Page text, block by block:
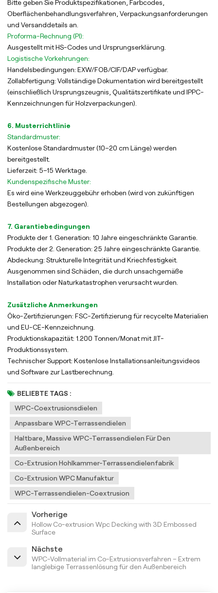
Bitte geben Sie Produktspezifikationen, Farbcodes,
Oberflächenbehandlungsverfahren, Verpackungsanforderungen
und Versanddetails an.
Proforma-Rechnung (PI):
Ausgestellt mit HS-Codes und Ursprungserklärung.
Logistische Vorkehrungen:
Handelsbedingungen: EXW/FOB/CIF/DAP verfügbar.
Zollabfertigung: Vollständige Dokumentation wird bereitgestellt
(einschließlich Ursprungszeugnis, Qualitätszertifikate und IPPC-
Kennzeichnungen für Holzverpackungen).
6. Musterrichtlinie
Standardmuster:
Kostenlose Standardmuster (10–20 cm Länge) werden
bereitgestellt.
Lieferzeit: 5–15 Werktage.
Kundenspezifische Muster:
Es wird eine Werkzeuggebühr erhoben (wird von zukünftigen
Bestellungen abgezogen).
7. Garantiebedingungen
Produkte der 1. Generation: 10 Jahre eingeschränkte Garantie.
Produkte der 2. Generation: 25 Jahre eingeschränkte Garantie.
Abdeckung: Strukturelle Integrität und Kriechfestigkeit.
Ausgenommen sind Schäden, die durch unsachgemäße
Installation oder Naturkatastrophen verursacht wurden.
Zusätzliche Anmerkungen
Öko-Zertifizierungen: FSC-Zertifizierung für recycelte Materialien
und EU-CE-Kennzeichnung.
Produktionskapazität: 1.200 Tonnen/Monat mit JIT-
Produktionssystem.
Technischer Support: Kostenlose Installationsanleitungsvideos
und Software zur Lastberechnung.
BELIEBTE TAGS :
WPC-Coextrusionsdielen
Anpassbare WPC-Terrassendielen
Haltbare, Massive WPC-Terrassendielen Für Den
Außenbereich
Co-Extrusion Hohlkammer-Terrassendielenfabrik
Co-Extrusion WPC Manufaktur
WPC-Terrassendielen-Coextrusion
Vorherige
Hollow Co-extrusion Wpc Decking with 3D Embossed
Surface
Nächste
WPC-Vollmaterial im Co-Extrusionsverfahren – Extrem
langlebige Terrassenlösung für den Außenbereich